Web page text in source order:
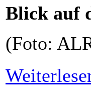
Blick auf
(Foto: